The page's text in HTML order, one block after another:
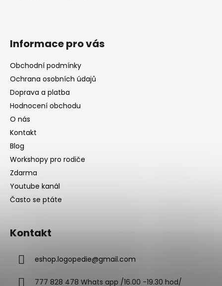
Informace pro vás
Obchodní podmínky
Ochrana osobních údajů
Doprava a platba
Hodnocení obchodu
O nás
Kontakt
Blog
Workshopy pro rodiče
Zdarma
Youtube kanál
Často se ptáte
Kontakt
eshop.logopedie@gmail.com
777 828 478 Whats app /16.00 -19.30 hod/